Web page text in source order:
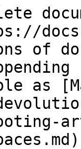
of
as